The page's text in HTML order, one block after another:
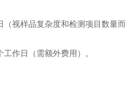
视样品复杂度和检测项目数量而
作日（需额外费用）。